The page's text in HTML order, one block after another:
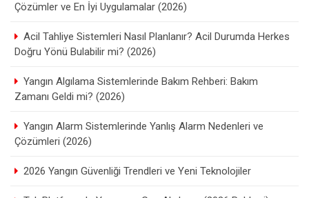
Çözümler ve En İyi Uygulamalar (2026)
Acil Tahliye Sistemleri Nasıl Planlanır? Acil Durumda Herkes
Doğru Yönü Bulabilir mi? (2026)
Yangın Algılama Sistemlerinde Bakım Rehberi: Bakım
Zamanı Geldi mi? (2026)
Yangın Alarm Sistemlerinde Yanlış Alarm Nedenleri ve
Çözümleri (2026)
2026 Yangın Güvenliği Trendleri ve Yeni Teknolojiler